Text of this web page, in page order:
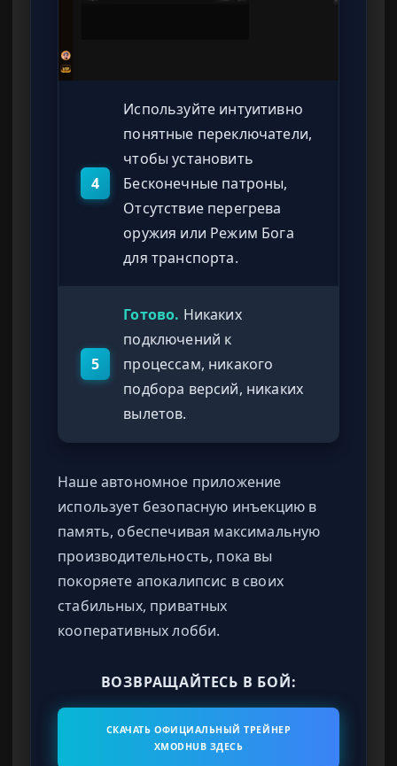
4
Используйте интуитивно
понятные переключатели,
чтобы установить
Бесконечные патроны,
Отсутствие перегрева
оружия или Режим Бога
для транспорта.
5
Готово. Никаких
подключений к
процессам, никакого
подбора версий, никаких
вылетов.
Наше автономное приложение
использует безопасную инъекцию в
память, обеспечивая максимальную
производительность, пока вы
покоряете апокалипсис в своих
стабильных, приватных
кооперативных лобби.
ВОЗВРАЩАЙТЕСЬ В БОЙ:
СКАЧАТЬ ОФИЦИАЛЬНЫЙ ТРЕЙНЕР
XMODHUB ЗДЕСЬ